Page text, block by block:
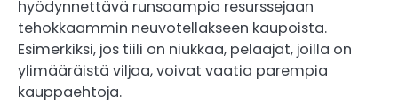
hyödynnettävä runsaampia resurssejaan
tehokkaammin neuvotellakseen kaupoista.
Esimerkiksi, jos tiili on niukkaa, pelaajat, joilla on
ylimääräistä viljaa, voivat vaatia parempia
kauppaehtoja.